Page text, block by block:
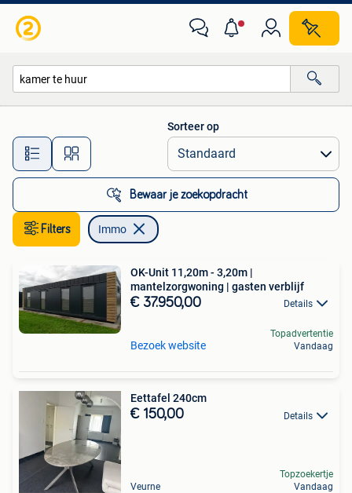
Alle afstanden…
Sorteer op
Bewaar je zoekopdracht
Filters Immo
OK-Unit 11,20m - 3,20m |
mantelzorgwoning | gasten verblijf
€ 37.950,00 Details
Bezoek website
Topadvertentie
Vandaag
Eettafel 240cm
€ 150,00 Details
Veurne
Topzoekertje
Vandaag